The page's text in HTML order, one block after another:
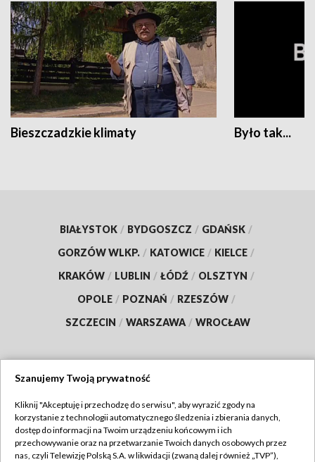
Bieszczadzkie klimaty Było tak...
BIAŁYSTOK / BYDGOSZCZ / GDAŃSK /
GORZÓW WLKP. / KATOWICE / KIELCE /
KRAKÓW / LUBLIN / ŁÓDŹ / OLSZTYN /
OPOLE / POZNAŃ / RZESZÓW /
SZCZECIN / WARSZAWA / WROCŁAW
TVP
Abonament TVP
Regulamin TVP
Szanujemy Twoją prywatność
Kliknij "Akceptuję i przechodzę do serwisu", aby wyrazić zgody na
korzystanie z technologii automatycznego śledzenia i zbierania danych,
dostęp do informacji na Twoim urządzeniu końcowym i ich
przechowywanie oraz na przetwarzanie Twoich danych osobowych przez
nas, czyli Telewizję Polską S.A. w likwidacji (zwaną dalej również „TVP”),